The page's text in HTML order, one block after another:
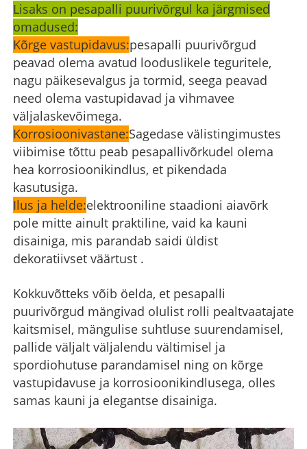
Lisaks on pesapalli puurivõrgul ka järgmised
omadused:
Kõrge vastupidavus:pesapalli puurivõrgud
peavad olema avatud looduslikele teguritele,
nagu päikesevalgus ja tormid, seega peavad
need olema vastupidavad ja vihmavee
väljalaskevõimega.
Korrosioonivastane:Sagedase välistingimustes
viibimise tõttu peab pesapallivõrkudel olema
hea korrosioonikindlus, et pikendada
kasutusiga.
Ilus ja helde:elektrooniline staadioni aiavõrk
pole mitte ainult praktiline, vaid ka kauni
disainiga, mis parandab saidi üldist
dekoratiivset väärtust ‌.
Kokkuvõtteks võib öelda, et pesapalli
puurivõrgud mängivad olulist rolli pealtvaatajate
kaitsmisel, mängulise suhtluse suurendamisel,
pallide väljalt väljalendu vältimisel ja
spordiohutuse parandamisel ning on kõrge
vastupidavuse ja korrosioonikindlusega, olles
samas kauni ja elegantse disainiga.